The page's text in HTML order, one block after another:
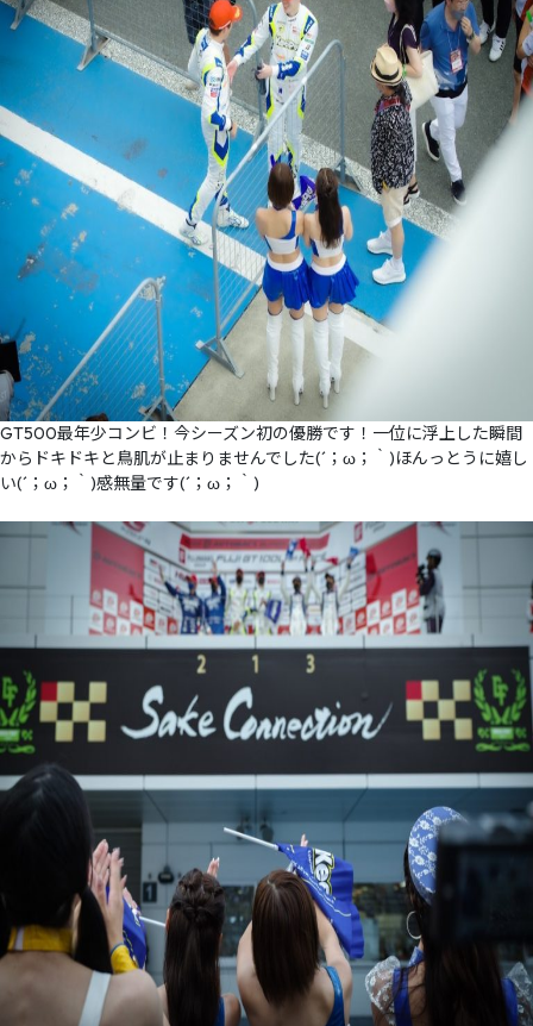
GT500最年少コンビ！今シーズン初の優勝です！一位に浮上した瞬間
からドキドキと鳥肌が止まりませんでした(´；ω；｀)ほんっとうに嬉し
い(´；ω；｀)感無量です(´；ω；｀)